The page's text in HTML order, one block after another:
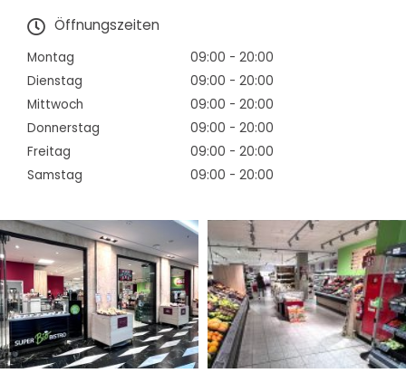
Öffnungszeiten
Montag
09:00 - 20:00
Dienstag
09:00 - 20:00
Mittwoch
09:00 - 20:00
Donnerstag
09:00 - 20:00
Freitag
09:00 - 20:00
Samstag
09:00 - 20:00